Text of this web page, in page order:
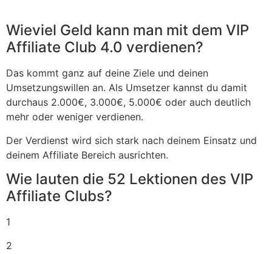
Wieviel Geld kann man mit dem VIP
Affiliate Club 4.0 verdienen?
Das kommt ganz auf deine Ziele und deinen
Umsetzungswillen an. Als Umsetzer kannst du damit
durchaus 2.000€, 3.000€, 5.000€ oder auch deutlich
mehr oder weniger verdienen.
Der Verdienst wird sich stark nach deinem Einsatz und
deinem Affiliate Bereich ausrichten.
Wie lauten die 52 Lektionen des VIP
Affiliate Clubs?
1
2